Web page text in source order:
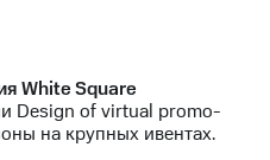
White Square
Design of virtual promo-
на крупных ивентах.